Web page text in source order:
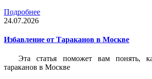
Подробнее
24.07.2026
Избавление от Тараканов в Москве
Эта статья поможет вам понять,
тараканов в Москве